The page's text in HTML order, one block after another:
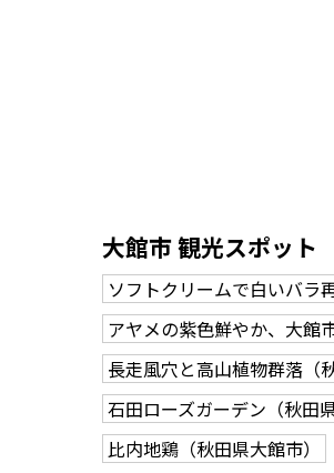
大館市 観光スポット
ソフトクリームで白いバ
アヤメの紫色鮮やか、大
長走風穴と高山植物群落（
石田ローズガーデン（秋田
比内地鶏（秋田県大館市）